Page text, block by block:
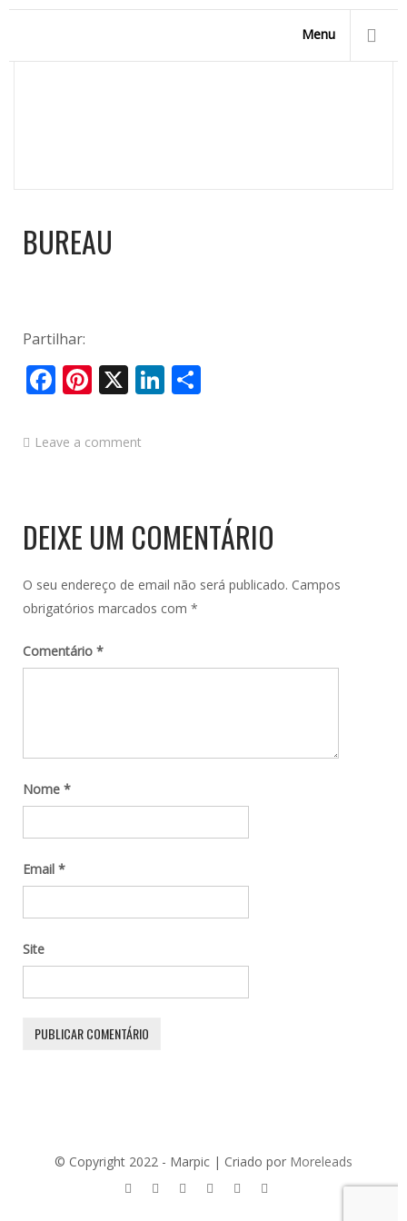
Menu
BUREAU
Partilhar:
Facebook
Pinterest
X LinkedIn
Leave a comment
DEIXE UM COMENTÁRIO
O seu endereço de email não será publicado. Campos
obrigatórios marcados com *
Comentário *
Nome *
Email *
Site
© Copyright 2022 - Marpic | Criado por Moreleads